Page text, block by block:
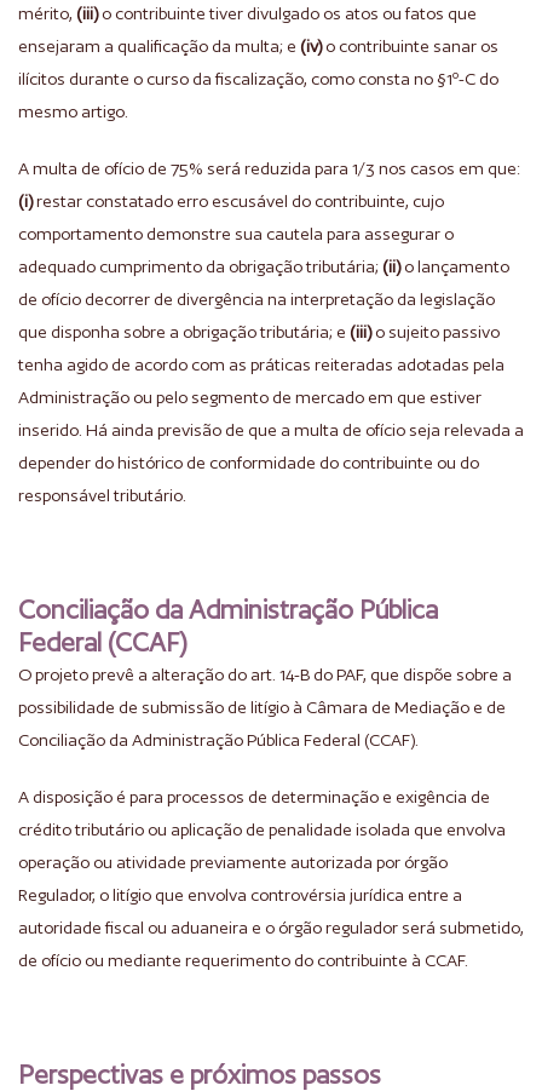
mérito, (iii)o contribuinte tiver divulgado os atos ou fatos que
ensejaram a qualificação da multa; e (iv)o contribuinte sanar os
ilícitos durante o curso da fiscalização, como consta no §1º-C do
mesmo artigo.
A multa de ofício de 75% será reduzida para 1/3 nos casos em que:
(i)restar constatado erro escusável do contribuinte, cujo
comportamento demonstre sua cautela para assegurar o
adequado cumprimento da obrigação tributária; (ii)o lançamento
de ofício decorrer de divergência na interpretação da legislação
que disponha sobre a obrigação tributária; e (iii)o sujeito passivo
tenha agido de acordo com as práticas reiteradas adotadas pela
Administração ou pelo segmento de mercado em que estiver
inserido. Há ainda previsão de que a multa de ofício seja relevada a
depender do histórico de conformidade do contribuinte ou do
responsável tributário.
Conciliação da Administração Pública
Federal (CCAF)
O projeto prevê a alteração do art. 14-B do PAF, que dispõe sobre a
possibilidade de submissão de litígio à Câmara de Mediação e de
Conciliação da Administração Pública Federal (CCAF).
A disposição é para processos de determinação e exigência de
crédito tributário ou aplicação de penalidade isolada que envolva
operação ou atividade previamente autorizada por órgão
Regulador, o litígio que envolva controvérsia jurídica entre a
autoridade fiscal ou aduaneira e o órgão regulador será submetido,
de ofício ou mediante requerimento do contribuinte à CCAF.
Perspectivas e próximos passos